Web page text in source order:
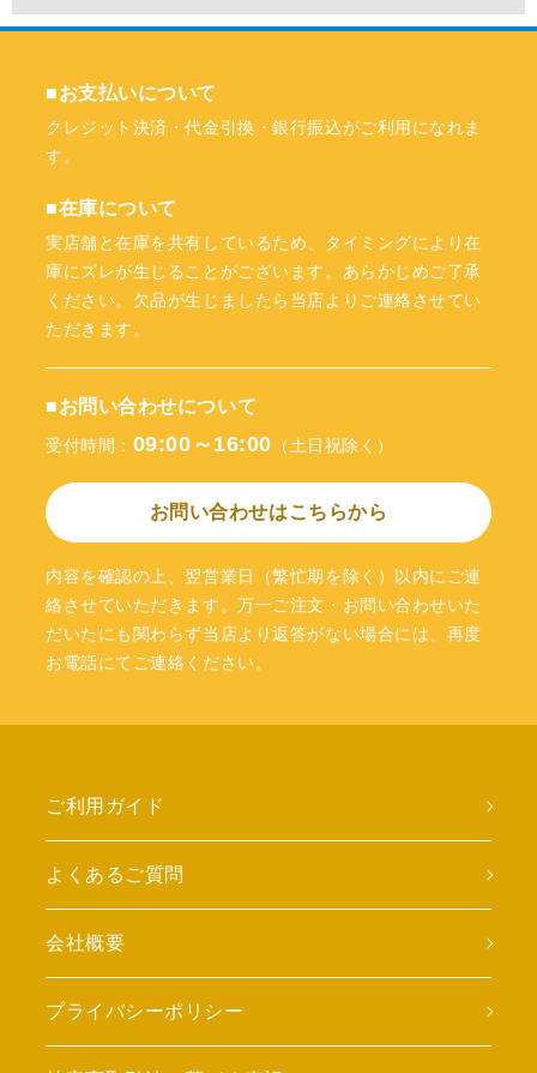
■お支払いについて
クレジット決済・代金引換・銀行振込がご利用になれま
す。
■在庫について
実店舗と在庫を共有しているため、タイミングにより在
庫にズレが生じることがございます。あらかじめご了承
ください。欠品が生じましたら当店よりご連絡させてい
ただきます。
■お問い合わせについて
受付時間： 09:00～16:00 （土日祝除く）
お問い合わせはこちらから
内容を確認の上、翌営業日（繁忙期を除く）以内にご連
絡させていただきます。万一ご注文・お問い合わせいた
だいたにも関わらず当店より返答がない場合には、再度
お電話にてご連絡ください。
ご利用ガイド
よくあるご質問
会社概要
プライバシーポリシー